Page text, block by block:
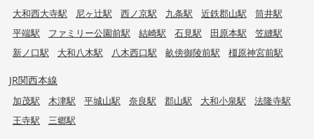
大和西大寺駅 尼ヶ辻駅 西ノ京駅 九条駅 近鉄郡山駅
筒井駅
平端駅
ファミリー公園前駅 結崎駅 石見駅 田原本駅
笠縫駅
新ノ口駅
大和八木駅 八木西口駅 畝傍御陵前駅 橿原神宮前駅
JR関西本線
加茂駅 木津駅 平城山駅 奈良駅 郡山駅 大和小泉駅
法隆寺駅
王寺駅
三郷駅